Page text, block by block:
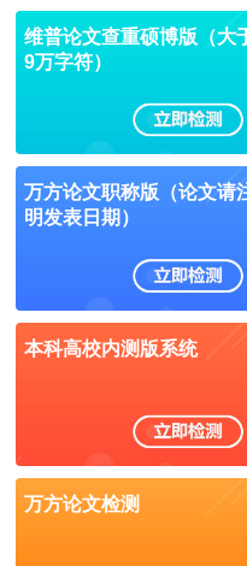
维普论文查重硕博版（大
9万字符）
万方论文职称版（论文请
明发表日期）
本科高校内测版系统
万方论文检测